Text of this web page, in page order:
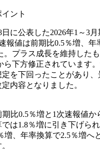
ント
日に公表した2026年1～3
報値は前期比0.5％増、年
。プラス成長を維持した
ら下方修正されています
を下回ったことがあり
内容となりました。
比0.5％増と1次速報値か
は1.8％増に引き下げら
増、年率換算で2.5％増へ